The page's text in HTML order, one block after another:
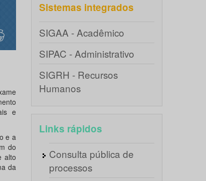
e
e a
do
alto
da
Sistemas integrados
SIGAA - Acadêmico
SIPAC - Administrativo
SIGRH - Recursos
Humanos
Links rápidos
Consulta pública de
processos